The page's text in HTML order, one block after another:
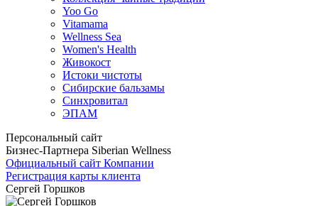
Yoo Go
Vitamama
Wellness Sea
Women's Health
Живокост
Истоки чистоты
Сибирские бальзамы
Синхровитал
ЭПАМ
Персональный сайт
Бизнес-Партнера Siberian Wellness
Официальный сайт Компании
Регистрация карты клиента
Сергей Горшков